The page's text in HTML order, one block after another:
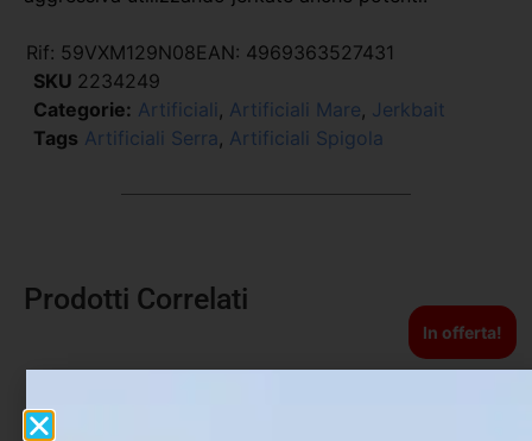
Rif: 59VXM129N08EAN: 4969363527431
SKU 2234249
Categorie: Artificiali , Artificiali Mare, Jerkbait
Tags Artificiali Serra, Artificiali Spigola
Prodotti Correlati
In offerta!